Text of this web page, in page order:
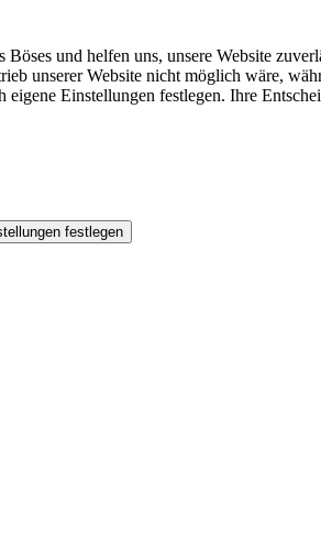
und helfen uns, unsere Website
unserer Website nicht möglich wäre,
Einstellungen festlegen. Ihre
festlegen